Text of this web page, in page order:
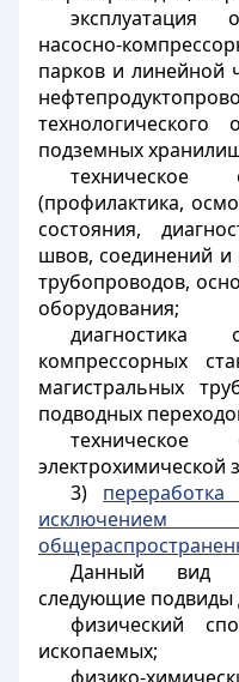
эксплуатация
насосно-
парков и линейной
подземных
техническое
(профилактика,
состояния,
швов, соединений и
трубопроводов,
оборудования;
диагностика
компрессорных
магистральных
подводных
техническое
электрохимической
3)
Данный вид
следующие подвиды
физический
ископаемых;